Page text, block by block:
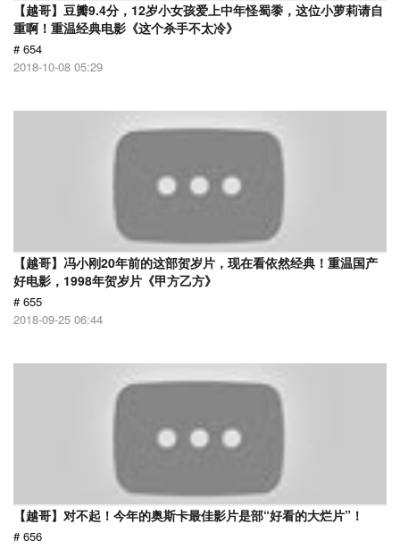
【越哥】豆瓣9.4分，12岁小女孩爱上中年怪蜀黍，这位小萝莉请自
重啊！重温经典电影《这个杀手不太冷》
# 654
2018-10-08 05:29
【越哥】冯小刚20年前的这部贺岁片，现在看依然经典！重温国产
好电影，1998年贺岁片《甲方乙方》
# 655
2018-09-25 06:44
【越哥】对不起！今年的奥斯卡最佳影片是部“好看的大烂片”！
# 656